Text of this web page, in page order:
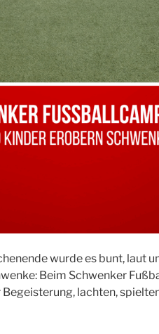
wurde es bunt, laut
Beim Schwenker
lachten,